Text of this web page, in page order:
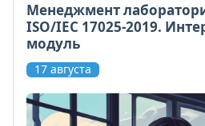
Менеджмент
ISO/IEC 17025-2019.
модуль
17 августа